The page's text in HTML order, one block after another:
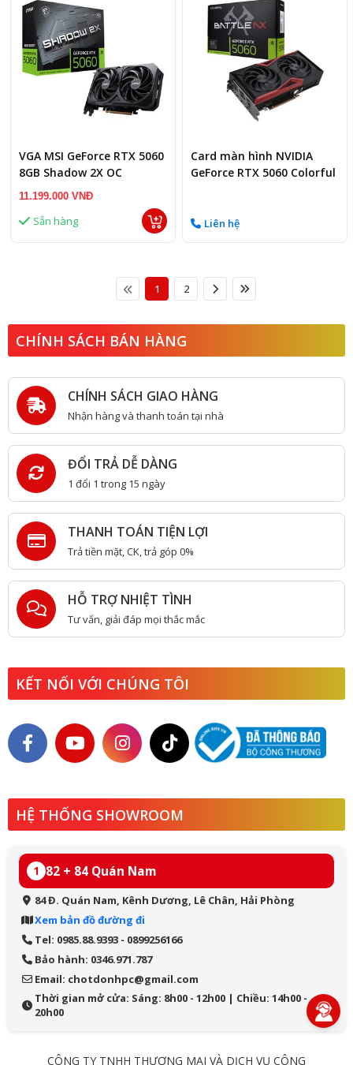
VGA MSI GeForce RTX 5060
8GB Shadow 2X OC
11.199.000 VNĐ
Sẵn hàng
Card màn hình NVIDIA
GeForce RTX 5060 Colorful
Liên hệ
1 2
CHÍNH SÁCH BÁN HÀNG
CHÍNH SÁCH GIAO HÀNG
Nhận hàng và thanh toán tại nhà
ĐỔI TRẢ DỄ DÀNG
1 đổi 1 trong 15 ngày
THANH TOÁN TIỆN LỢI
Trả tiền mặt, CK, trả góp 0%
HỖ TRỢ NHIỆT TÌNH
Tư vấn, giải đáp mọi thắc mắc
KẾT NỐI VỚI CHÚNG TÔI
HỆ THỐNG SHOWROOM
1 82 + 84 Quán Nam
84 Đ. Quán Nam, Kênh Dương, Lê Chân, Hải Phòng
Xem bản đồ đường đi
Tel: 0985.88.9393 - 0899256166
Bảo hành: 0346.971.787
Email: chotdonhpc@gmail.com
Thời gian mở cửa: Sáng: 8h00 - 12h00 | Chiều: 14h00 -
20h00
CÔNG TY TNHH THƯƠNG MẠI VÀ DỊCH VỤ CÔNG